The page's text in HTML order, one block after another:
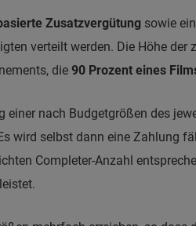
Zusatzvergütung sowie
verteilt werden. Die Höhe
die 90 Prozent eines
nach Budgetgrößen des
wird selbst dann eine Zahlung
Completer-Anzahl